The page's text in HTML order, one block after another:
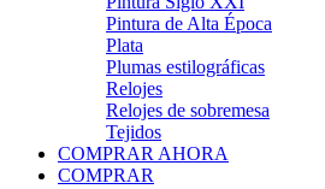
Pintura de Alta Época
Plata
Plumas estilográficas
Relojes
Relojes de sobremesa
Tejidos
COMPRAR AHORA
COMPRAR